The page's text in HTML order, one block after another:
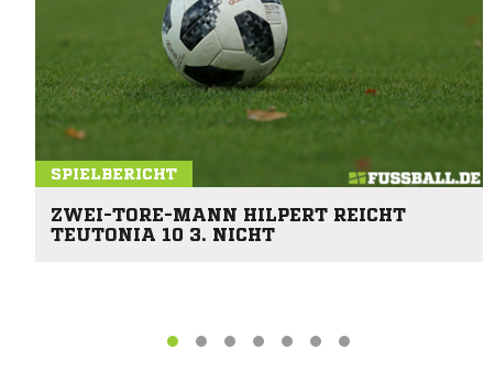
SPIELBERICHT
ZWEI-TORE-MANN HILPERT REICHT
TEUTONIA 10 3. NICHT